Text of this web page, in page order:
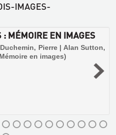
IMAGES-
: MÉMOIRE EN IMAGES
Pierre | Alan Sutton,
en images)